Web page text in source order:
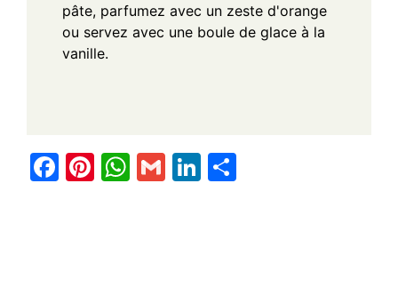
pâte, parfumez avec un zeste d'orange
ou servez avec une boule de glace à la
vanille.
F
Pi
W
G
Li